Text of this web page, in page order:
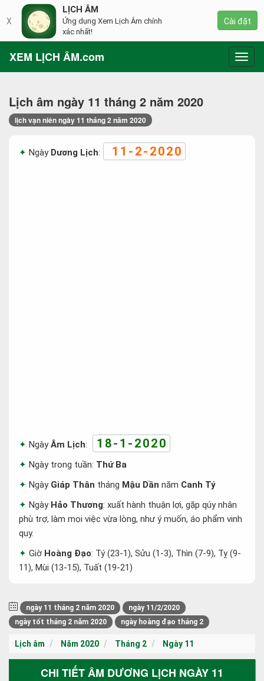
XEM LỊCH ÂM.com
Lịch âm ngày 11 tháng 2 năm 2020
lịch vạn niên ngày 11 tháng 2 năm 2020
Ngày Dương Lịch: 11-2-2020
NgàyÂm Lịch: 18-1-2020
Ngày trong tuần: Thứ Ba
Ngày Giáp Thân tháng Mậu Dần năm Canh Tý
Ngày Hảo Thương: xuất hành thuận lợi, gặp qúy nhân
phù trợ, làm mọi việc vừa lòng, như ý muốn, áo phẩm vinh
quy.
Giờ Hoàng Đạo: Tý (23-1), Sửu (1-3), Thìn (7-9), Tỵ (9-
11), Mùi (13-15), Tuất (19-21)
ngày 11 tháng 2 năm 2020
ngày 11/2/2020
ngày tốt tháng 2 năm 2020
ngày hoàng đạo tháng 2
Lịch âm Năm 2020 Tháng 2 Ngày 11
CHI TIẾT ÂM DƯƠNG LỊCH NGÀY 11
X
LỊCH ÂM
Ứng dụng Xem Lịch Âm chính
xác nhất!
Cài đặt